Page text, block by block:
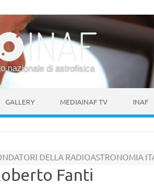
nazionale di astrofisica
GALLERY MEDIAINAF TV INAF
DELLA RADIOASTRONOMIA
Fanti